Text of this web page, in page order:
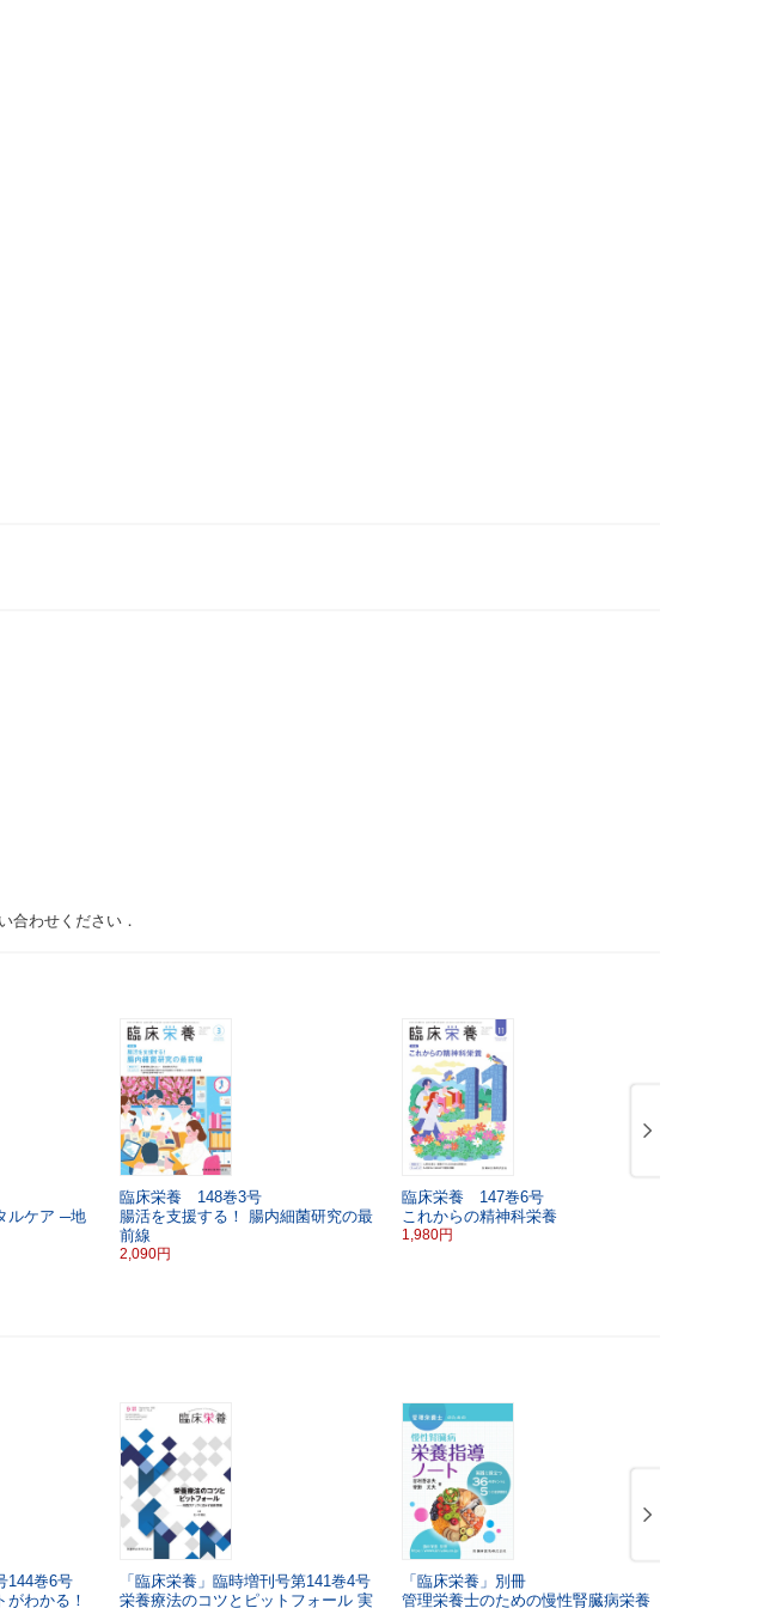
合わせください．
ルケア ─地
臨床栄養 148巻3号
腸活を支援する！
腸内細菌研究の最
前線
2,090円
臨床栄養 147巻6号
これからの精神科栄養
1,980円
144巻6号
わかる！
「臨床栄養」臨時増刊号第141巻4号
栄養療法のコツとピットフォール 実
「臨床栄養」別冊
管理栄養士のための慢性腎臓病栄養